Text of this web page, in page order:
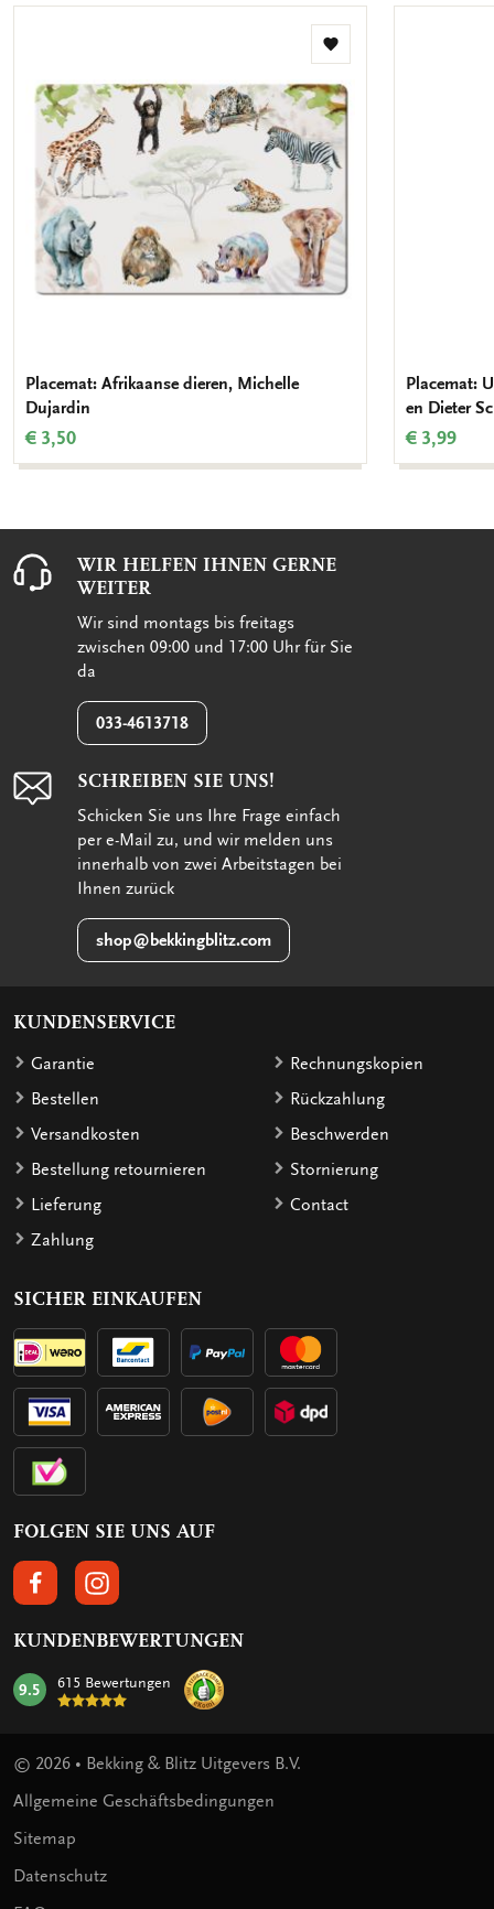
Zur
hinzufügen
Placemat: Afrikaanse dieren, Michelle
Dujardin
€ 3,50
Placemat:
en Dieter
€ 3,99
WIR HELFEN IHNEN GERNE
WEITER
Wir sind montags bis freitags
zwischen 09:00 und 17:00 Uhr für Sie
da
033-4613718
SCHREIBEN SIE UNS!
Schicken Sie uns Ihre Frage einfach
per e-Mail zu, und wir melden uns
innerhalb von zwei Arbeitstagen bei
Ihnen zurück
shop@bekkingblitz.com
KUNDENSERVICE
Garantie
Bestellen
Versandkosten
Bestellung retournieren
Lieferung
Zahlung
Rechnungskopien
Rückzahlung
Beschwerden
Stornierung
Contact
SICHER EINKAUFEN
FOLGEN SIE UNS AUF
FOLGEN SIE UNS AUF FACEBOOK
FOLGEN SIE UNS AUF INSTAGRAM
KUNDENBEWERTUNGEN
mark:
9.5 615 Bewertungen
© 2026 • Bekking & Blitz Uitgevers B.V.
Allgemeine Geschäftsbedingungen
Sitemap
Datenschutz